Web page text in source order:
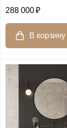
288 000